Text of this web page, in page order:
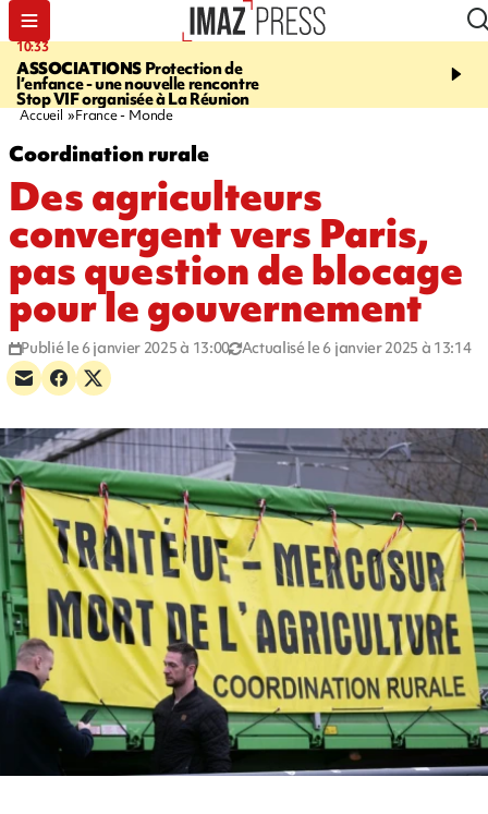
10:33
ASSOCIATIONSProtection de
l’enfance - une nouvelle rencontre
Stop VIF organisée à La Réunion
15:03
Vaste feu
l'ouest du pays, 20.000
Accueil France - Monde
Coordination rurale
Des agriculteurs
convergent vers Paris,
pas question de blocage
pour le gouvernement
Publié le 6 janvier 2025 à 13:00 Actualisé le 6 janvier 2025 à 13:14